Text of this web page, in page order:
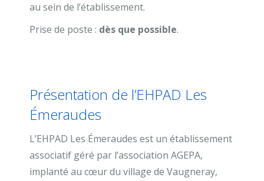
au sein de l’établissement.
Prise de poste : dès que possible.
Présentation de l’EHPAD Les
Émeraudes
L’EHPAD Les Émeraudes est un établissement
associatif géré par l’association AGEPA,
implanté au cœur du village de Vaugneray,